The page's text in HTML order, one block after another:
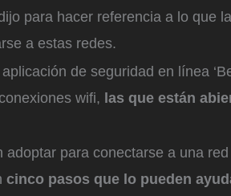
para hacer referencia a lo que
a estas redes.
de seguridad en línea
wifi, las que están
adoptar para conectarse a una
cinco pasos que lo pueden